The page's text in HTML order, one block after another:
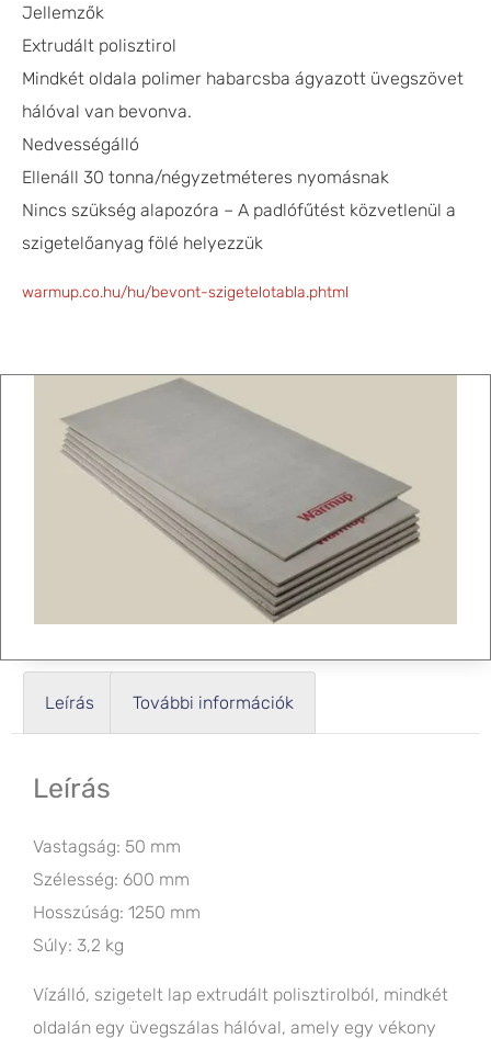
Jellemzők
Extrudált polisztirol
Mindkét oldala polimer habarcsba ágyazott üvegszövet
hálóval van bevonva.
Nedvességálló
Ellenáll 30 tonna/négyzetméteres nyomásnak
Nincs szükség alapozóra – A padlófűtést közvetlenül a
szigetelőanyag fölé helyezzük
warmup.co.hu/hu/bevont-szigetelotabla.phtml
Leírás További információk
Leírás
Vastagság: 50 mm
Szélesség: 600 mm
Hosszúság: 1250 mm
Súly: 3,2 kg
Vízálló, szigetelt lap extrudált polisztirolból, mindkét
oldalán egy üvegszálas hálóval, amely egy vékony